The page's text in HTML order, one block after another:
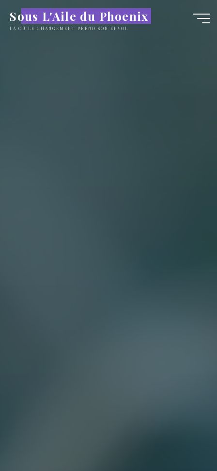
Sous L'Aile du Phoenix
LÀ OÙ LE CHANGEMENT PREND SON ENVOL